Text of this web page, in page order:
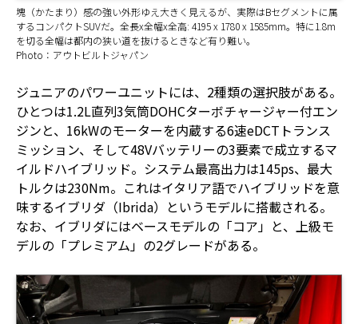
塊（かたまり）感の強い外形ゆえ大きく見えるが、実際はBセグメントに属
するコンパクトSUVだ。全長x全幅x全高: 4195 x 1780 x 1585mm。特に1.8m
を切る全幅は都内の狭い道を抜けるときなど有り難い。
Photo：アウトビルトジャパン
ジュニアのパワーユニットには、2種類の選択肢がある。
ひとつは1.2L直列3気筒DOHCターボチャージャー付エン
ジンと、16kWのモーターを内蔵する6速eDCTトランス
ミッション、そして48Vバッテリーの3要素で成立するマ
イルドハイブリッド。システム最高出力は145ps、最大
トルクは230Nm。これはイタリア語でハイブリッドを意
味するイブリダ（Ibrida）というモデルに搭載される。
なお、イブリダにはベースモデルの「コア」と、上級モ
デルの「プレミアム」の2グレードがある。